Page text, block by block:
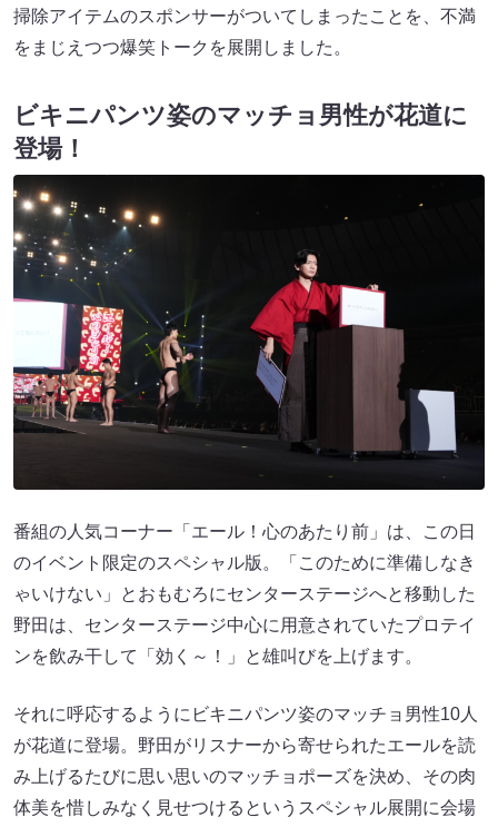
掃除アイテムのスポンサーがついてしまったことを、不満
をまじえつつ爆笑トークを展開しました。
ビキニパンツ姿のマッチョ男性が花道に
登場！
番組の人気コーナー「エール！心のあたり前」は、この日
のイベント限定のスペシャル版。「このために準備しなき
ゃいけない」とおもむろにセンターステージへと移動した
野田は、センターステージ中心に用意されていたプロテイ
ンを飲み干して「効く～！」と雄叫びを上げます。
それに呼応するようにビキニパンツ姿のマッチョ男性10人
が花道に登場。野田がリスナーから寄せられたエールを読
み上げるたびに思い思いのマッチョポーズを決め、その肉
体美を惜しみなく見せつけるというスペシャル展開に会場